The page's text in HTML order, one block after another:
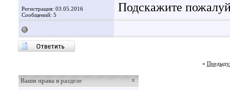
Регистрация: 03.05.2016
Сообщений: 5
Подскажите
«
Ваши права в разделе